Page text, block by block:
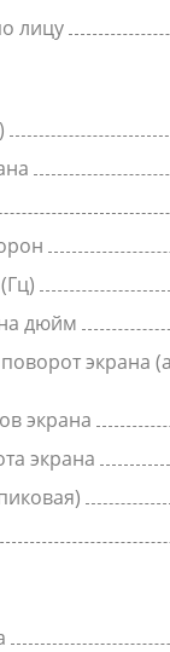
лицу
дюйм
экрана
экрана
экрана